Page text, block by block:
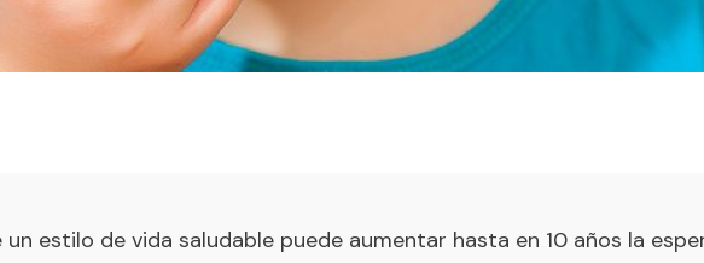
un estilo de vida saludable puede aumentar hasta en 10 años la